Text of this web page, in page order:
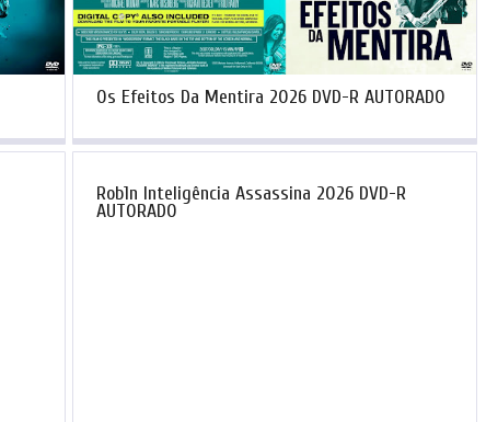
Os Efeitos Da Mentira 2026 DVD-R AUTORADO
Rob1n Inteligência Assassina 2026 DVD-R
AUTORADO